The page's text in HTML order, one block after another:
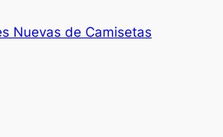
Nuevas de Camisetas